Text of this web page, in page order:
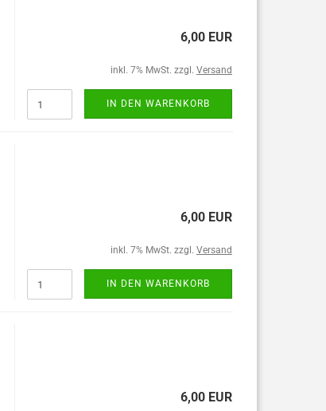
6,00 EUR
inkl. 7% MwSt. zzgl. Versand
IN DEN WARENKORB
6,00 EUR
inkl. 7% MwSt. zzgl. Versand
IN DEN WARENKORB
6,00 EUR